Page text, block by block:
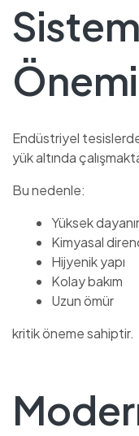
Önemi
Endüstriyel
yük altında
Bu nedenle:
Yüksek
Kimyasal
Hijyenik yapı
Kolay bakım
Uzun ömür
kritik öneme sahiptir.